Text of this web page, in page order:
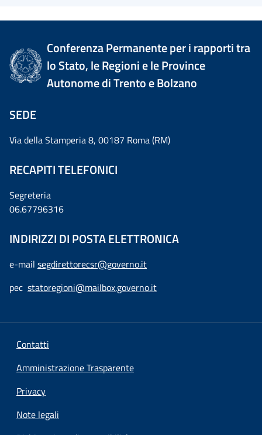
Conferenza Permanente per i rapporti tra
lo Stato, le Regioni e le Province
Autonome di Trento e Bolzano
SEDE
Via della Stamperia 8, 00187 Roma (RM)
RECAPITI TELEFONICI
Segreteria
06.67796316
INDIRIZZI DI POSTA ELETTRONICA
e-mail segdirettorecsr@governo.it
pec statoregioni@mailbox.governo.it
Contatti
Amministrazione Trasparente
Privacy
Note legali